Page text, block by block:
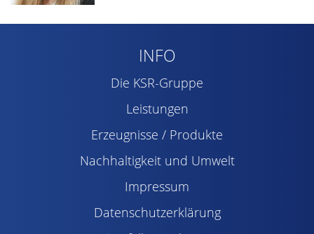
INFO
Die KSR-Gruppe
Leistungen
Erzeugnisse / Produkte
Nachhaltigkeit und Umwelt
Impressum
Datenschutzerklärung